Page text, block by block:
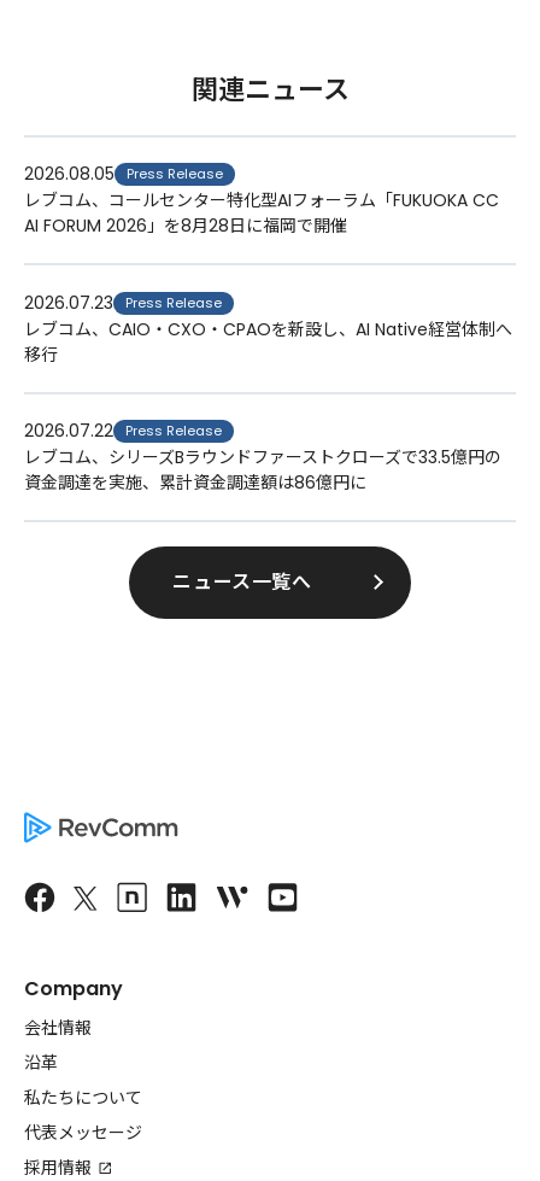
関連ニュース
2026.08.05 Press Release
レブコム、コールセンター特化型AIフォーラム「FUKUOKA CC
AI FORUM 2026」を8月28日に福岡で開催
2026.07.23 Press Release
レブコム、CAIO・CXO・CPAOを新設し、AI Native経営体制へ
移行
2026.07.22 Press Release
レブコム、シリーズBラウンドファーストクローズで33.5億円の
資金調達を実施、累計資金調達額は86億円に
ニュース一覧へ
Company
会社情報
沿革
私たちについて
代表メッセージ
採用情報